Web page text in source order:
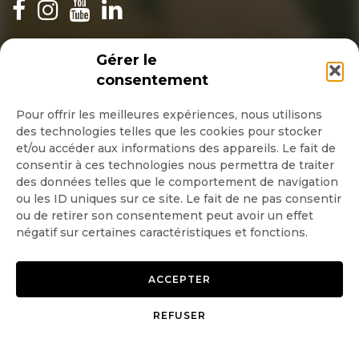
Gérer le
consentement
Pour offrir les meilleures expériences, nous utilisons
des technologies telles que les cookies pour stocker
et/ou accéder aux informations des appareils. Le fait de
consentir à ces technologies nous permettra de traiter
des données telles que le comportement de navigation
ou les ID uniques sur ce site. Le fait de ne pas consentir
ou de retirer son consentement peut avoir un effet
négatif sur certaines caractéristiques et fonctions.
ACCEPTER
REFUSER
INSCRIPTION NEWSLETTER
Quotidienne
Hebdo
OK